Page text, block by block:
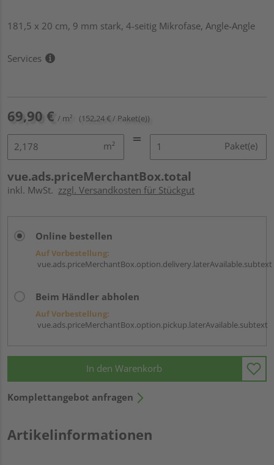
181,5 x 20 cm, 9 mm stark, 4-seitig Mikrofase, Angle-Angle
Services
69,90 € / m² (152,24 € / Paket(e))
m² Paket(e)
vue.ads.priceMerchantBox.total
inkl. MwSt. zzgl. Versandkosten für Stückgut
Online bestellen
Auf Vorbestellung:
vue.ads.priceMerchantBox.option.delivery.laterAvailable.subtext
Beim Händler abholen
Auf Vorbestellung:
vue.ads.priceMerchantBox.option.pickup.laterAvailable.subtext
In den Warenkorb
Komplettangebot anfragen
Artikelinformationen